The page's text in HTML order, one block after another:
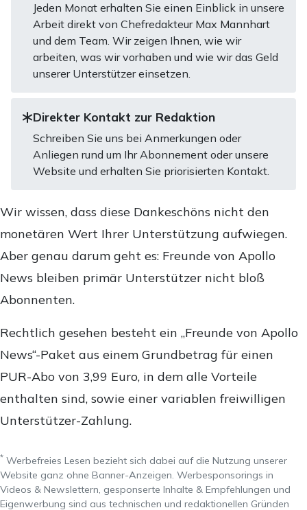
Jeden Monat erhalten Sie einen Einblick in unsere
Arbeit direkt von Chefredakteur Max Mannhart
und dem Team. Wir zeigen Ihnen, wie wir
arbeiten, was wir vorhaben und wie wir das Geld
unserer Unterstützer einsetzen.
Direkter Kontakt zur Redaktion
Schreiben Sie uns bei Anmerkungen oder
Anliegen rund um Ihr Abonnement oder unsere
Website und erhalten Sie priorisierten Kontakt.
Wir wissen, dass diese Dankeschöns nicht den
monetären Wert Ihrer Unterstützung aufwiegen.
Aber genau darum geht es: Freunde von Apollo
News bleiben primär Unterstützer nicht bloß
Abonnenten.
Rechtlich gesehen besteht ein „Freunde von Apollo
News“-Paket aus einem Grundbetrag für einen
PUR-Abo von 3,99 Euro, in dem alle Vorteile
enthalten sind, sowie einer variablen freiwilligen
Unterstützer-Zahlung.
* Werbefreies Lesen bezieht sich dabei auf die Nutzung unserer
Website ganz ohne Banner-Anzeigen. Werbesponsorings in
Videos & Newslettern, gesponserte Inhalte & Empfehlungen und
Eigenwerbung sind aus technischen und redaktionellen Gründen